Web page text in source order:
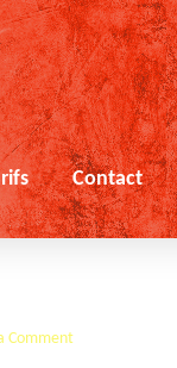
Contact
Comment